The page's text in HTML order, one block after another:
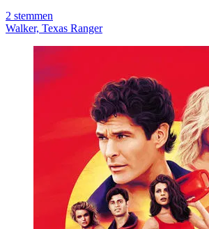
2 stemmen
Walker, Texas Ranger